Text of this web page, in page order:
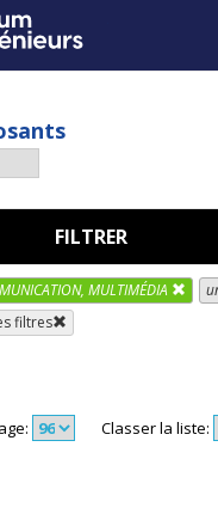
FILTRER
MULTIMÉDIA
filtres
Classer la liste: